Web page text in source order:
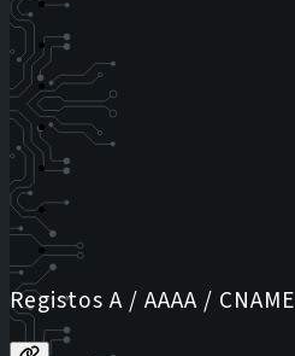
Registos A / AAAA / CNAME